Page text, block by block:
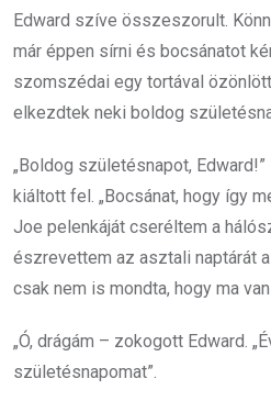
Edward szíve összeszorult.
már éppen sírni és bocsánatot
szomszédai egy tortával
elkezdtek neki boldog
„Boldog születésnapot,
kiáltott fel. „Bocsánat, hogy így
Joe pelenkáját cseréltem a
észrevettem az asztali naptárát
csak nem is mondta, hogy ma
„Ó, drágám – zokogott Edward.
születésnapomat”.